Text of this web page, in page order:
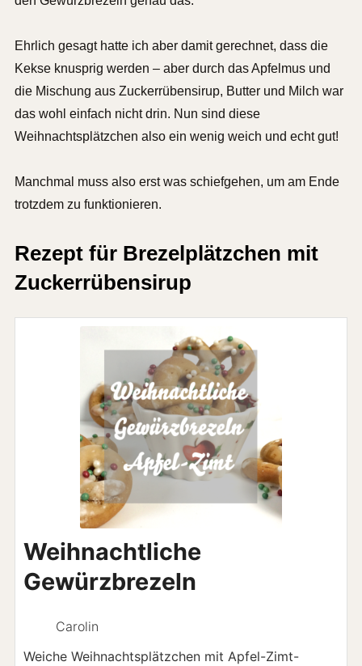
Ehrlich gesagt hatte ich aber damit gerechnet, dass die
Kekse knusprig werden – aber durch das Apfelmus und
die Mischung aus Zuckerrübensirup, Butter und Milch war
das wohl einfach nicht drin. Nun sind diese
Weihnachtsplätzchen also ein wenig weich und echt gut!
Manchmal muss also erst was schiefgehen, um am Ende
trotzdem zu funktionieren.
Rezept für Brezelplätzchen mit
Zuckerrübensirup
Weihnachtliche
Gewürzbrezeln
Carolin
Weiche Weihnachtsplätzchen mit Apfel-Zimt-